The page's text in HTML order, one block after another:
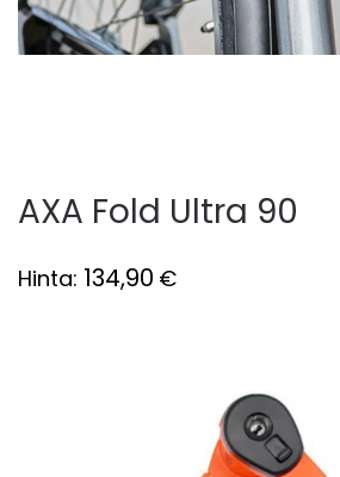
AXA Fold Ultra 90
Hinta: 134,90 €